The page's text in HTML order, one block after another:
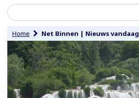
Home Net Binnen | Nieuws vandaag